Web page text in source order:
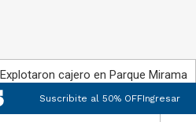
Explotaron cajero en Parque Miramar
Suscribite al 50% OFFIngresar